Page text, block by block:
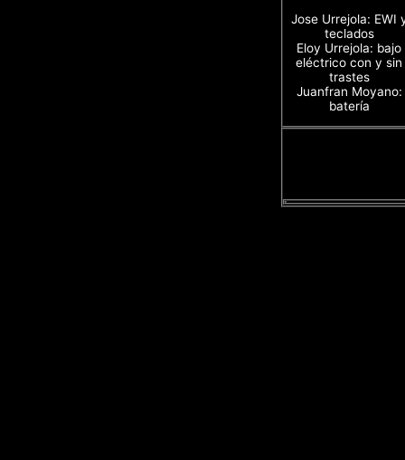
Jose Urrejola: EWI
teclados
Eloy Urrejola: bajo
eléctrico con y sin
trastes
Juanfran Moyano:
batería